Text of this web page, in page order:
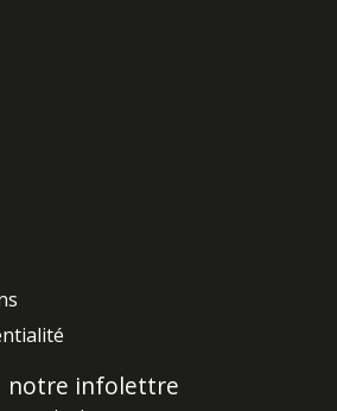
notre infolettre